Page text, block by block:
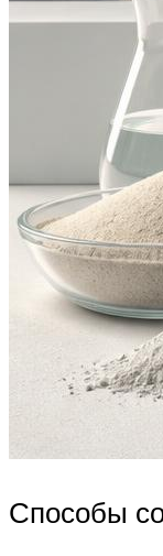
Способы